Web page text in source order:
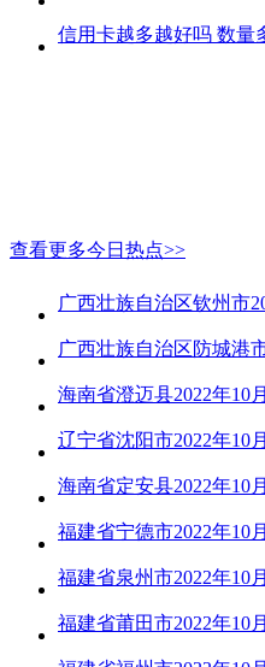
信用卡越多越好吗 数量
查看更多今日热点>>
海南省澄迈县2022年10
辽宁省沈阳市2022年10
海南省定安县2022年10
福建省宁德市2022年10
福建省泉州市2022年10
福建省莆田市2022年10